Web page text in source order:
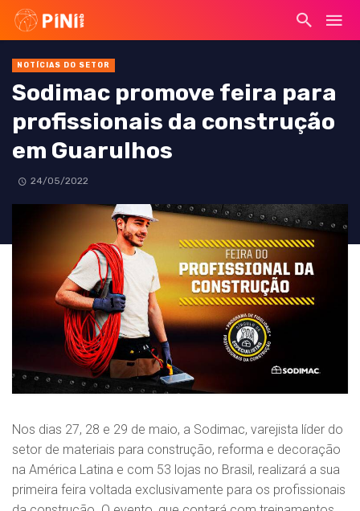
NOTÍCIAS DO SETOR
Sodimac promove feira para
profissionais da construção
em Guarulhos
24/05/2022
Nos dias 27, 28 e 29 de maio, a Sodimac, varejista líder do
setor de materiais para construção, reforma e decoração
na América Latina e com 53 lojas no Brasil, realizará a sua
primeira feira voltada exclusivamente para os profissionais